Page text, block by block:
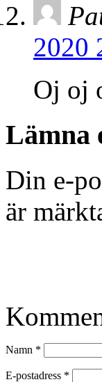
2020
Oj oj
Lämna
Din e-
är
Namn *
E-postadress *